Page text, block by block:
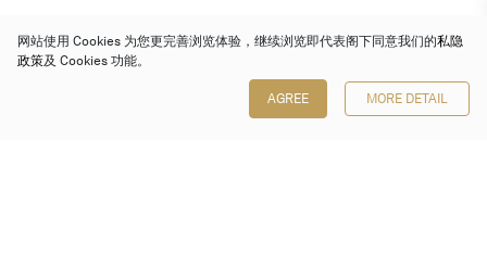
网站使用 Cookies 为您更完善浏览体验，继续浏览即代表阁下同意我们的私隐
政策及 Cookies 功能。
AGREE MORE DETAIL